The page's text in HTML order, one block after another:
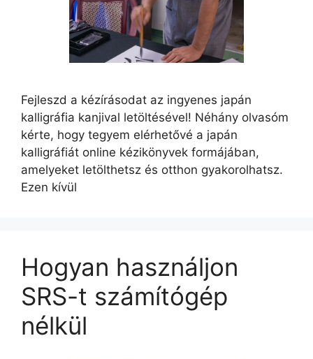
Fejleszd a kézírásodat az ingyenes japán
kalligráfia kanjival letöltésével! Néhány olvasóm
kérte, hogy tegyem elérhetővé a japán
kalligráfiát online kézikönyvek formájában,
amelyeket letölthetsz és otthon gyakorolhatsz.
Ezen kívül
Hogyan használjon
SRS-t számítógép
nélkül